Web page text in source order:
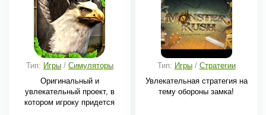
Тип: Игры/ Симуляторы
Оригинальный и
увлекательный проект, в
котором игроку придется
Тип: Игры/ Стратегии
Увлекательная стратегия на
тему обороны замка!